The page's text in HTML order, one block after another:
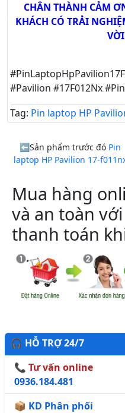
CHÂN THÀNH CẢM
KHÁCH CÓ TRẢI
#Pavilion #17F012Nx
Tag: Pin laptop HP
Sản phẩm trước đó Pin
laptop HP Pavilion 17-
Mua hàng
và an toàn
thanh toán
🎧 HỖ TRỢ 24/7
📞 Tư vấn online
0936.184.481
📦 KD Phân phối